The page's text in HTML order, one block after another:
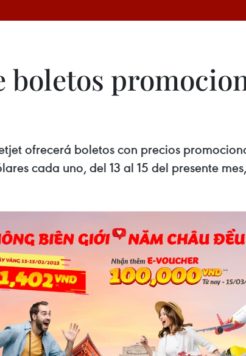
ofrecerá boletos con precios
cada uno, del 13 al 15 del presente